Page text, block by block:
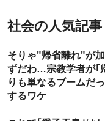
社会の人気記事
そりゃ"帰省離れ"が
ずだわ…宗教学者が｢
りも単なるブームだ
するワケ